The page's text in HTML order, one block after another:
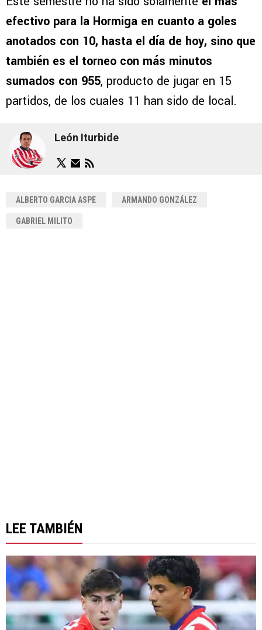
efectivo para la Hormiga en cuanto a goles
anotados con 10, hasta el día de hoy, sino que
también es el torneo con más minutos
sumados con 955, producto de jugar en 15
partidos, de los cuales 11 han sido de local.
León Iturbide
ALBERTO GARCIA ASPE ARMANDO GONZÁLEZ
GABRIEL MILITO
LEE TAMBIÉN